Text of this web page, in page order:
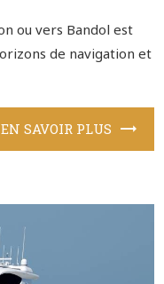
ou vers Bandol est
de navigation et
EN SAVOIR PLUS